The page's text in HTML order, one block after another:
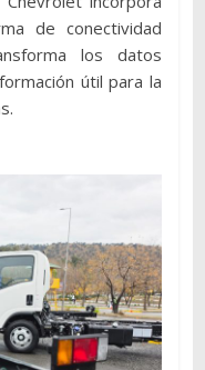
de conectividad
los datos
útil para la